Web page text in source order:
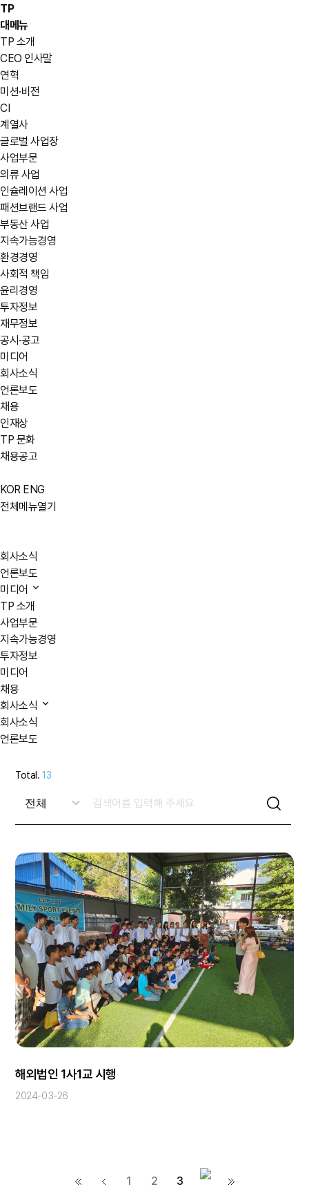
TP
대메뉴
TP 소개
CEO 인사말
연혁
미션·비전
CI
계열사
글로벌 사업장
사업부문
의류 사업
인슐레이션 사업
패션브랜드 사업
부동산 사업
지속가능경영
환경경영
사회적 책임
윤리경영
투자정보
재무정보
공시·공고
미디어
회사소식
언론보도
채용
인재상
TP 문화
채용공고
KOR ENG
전체메뉴열기
회사소식
언론보도
미디어
TP 소개
사업부문
지속가능경영
투자정보
미디어
채용
회사소식
회사소식
언론보도
Total.13
해외법인 1사1교 시행
2024-03-26
1 2 3